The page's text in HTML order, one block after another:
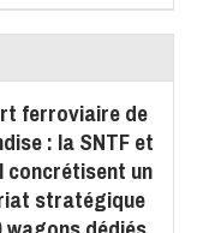
ferroviaire de
: la SNTF et
concrétisent un
stratégique